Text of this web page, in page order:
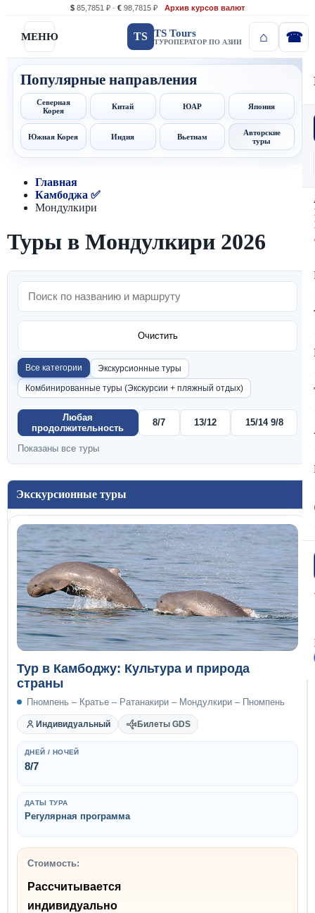
$ 85,7851 ₽ · € 98,7815 ₽ Архив курсов валют
МЕНЮ TS TS Tours
ТУРОПЕРАТОР ПО АЗИИ
Популярные направления
Северная
Корея
Китай ЮАР Япония
Южная Корея Индия Вьетнам
Авторские
туры
Главная
Камбоджа ✅
Мондулкири
Туры в Мондулкири 2026
Очистить
Все категории
Экскурсионные туры
Комбинированные туры (Экскурсии + пляжный отдых)
Любая
продолжительность
8/7 13/12 15/14 9/8
Показаны все туры
Экскурсионные туры
Тур в Камбоджу: Культура и природа
страны
Пномпень – Кратье – Ратанакири – Мондулкири – Пномпень
Индивидуальный Билеты GDS
ДНЕЙ / НОЧЕЙ
8/7
ДАТЫ ТУРА
Регулярная программа
Стоимость:
Рассчитывается
индивидуально